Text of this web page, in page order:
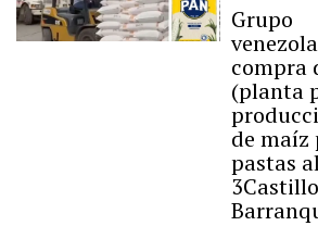
Grupo
compra
(planta
de maíz
pastas